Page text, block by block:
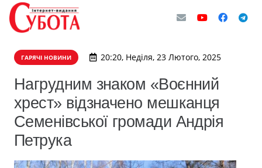
ГАРЯЧІ НОВИНИ 20:20, Неділя, 23 Лютого, 2025
Нагрудним знаком «Воєнний
хрест» відзначено мешканця
Семенівської громади Андрія
Петрука